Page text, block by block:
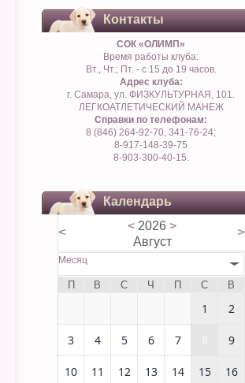
Контакты
СОК «ОЛИМП»
Время работы клуба:
Вт., Чт.; Пт. - с 15 до 19 часов.
Адрес клуба:
г. Самара, ул. ФИЗКУЛЬТУРНАЯ, 101.
ЛЕГКОАТЛЕТИЧЕСКИЙ МАНЕЖ
Справки по телефонам:
8 (846) 264-92-70, 341-76-24;
8-917-148-39-75
8-903-300-40-15.
Календарь
< < 2026 >
Август
>
Месяц
П В С Ч П С В
1 2
3 4 5 6 7 8 9
10 11 12 13 14 15 16